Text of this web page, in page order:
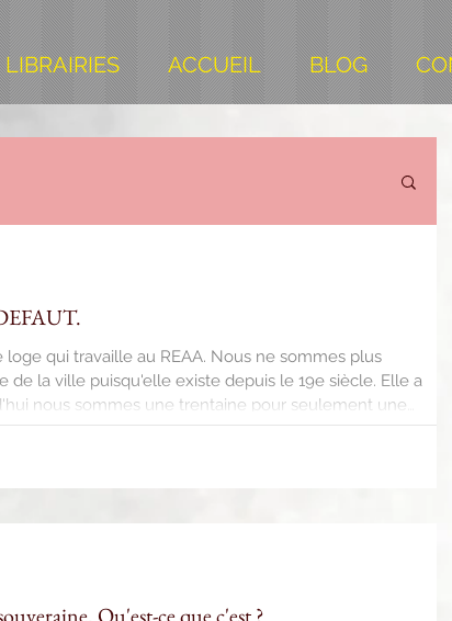
LIBRAIRIES ACCUEIL BLOG
qui travaille au REAA. Nous ne sommes plus
la ville puisqu'elle existe depuis le 19e siècle. Elle a
nous sommes une trentaine pour seulement une
car on ne peut plus suivre avec les planches
Qu'est-ce que c'est ?